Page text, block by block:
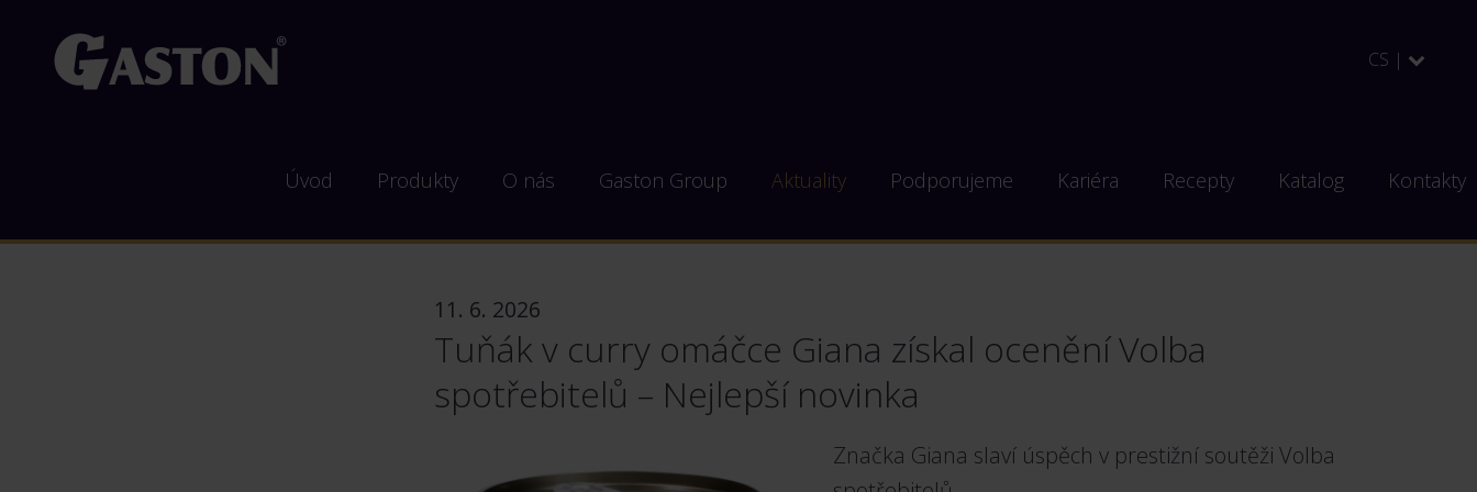
CS |
Úvod Produkty O nás Gaston Group Aktuality Podporujeme Kariéra Recepty Katalog Kontakty
11. 6. 2026
Tuňák v curry omáčce Giana získal ocenění Volba
spotřebitelů – Nejlepší novinka
Značka Giana slaví úspěch v prestižní soutěži Volba